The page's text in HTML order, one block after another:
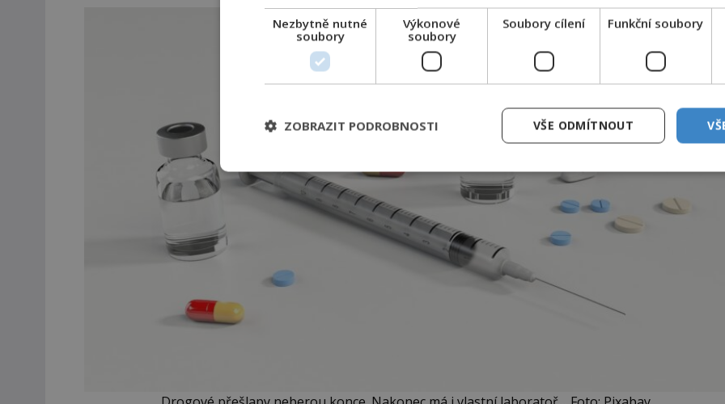
Nezbytně nutné
soubory
Výkonové
soubory
Soubory cílení Funkční soubory
VŠE ODMÍTNOUT
ZOBRAZIT PODROBNOSTI